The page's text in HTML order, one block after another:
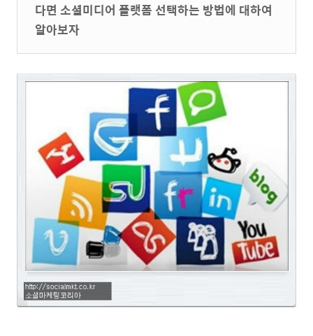
다면 소셜미디어 플랫폼 선택하는 방법에 대하여
알아보자